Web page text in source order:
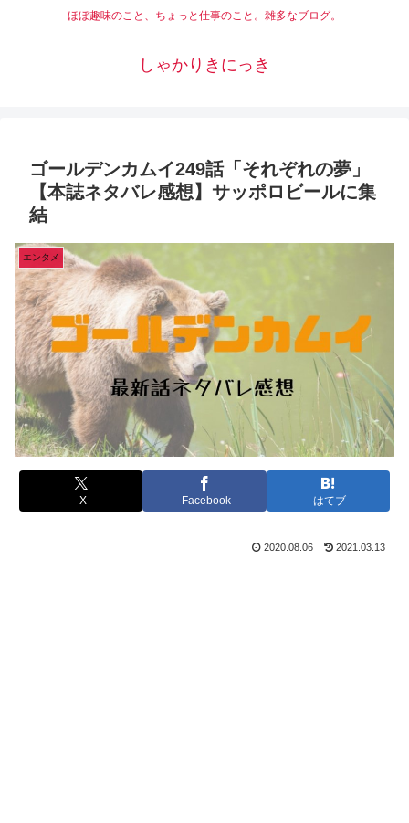
ほぼ趣味のこと、ちょっと仕事のこと。雑多なブログ。
しゃかりきにっき
ゴールデンカムイ249話「それぞれの夢」
【本誌ネタバレ感想】サッポロビールに集
結
エンタメ
X Facebook はてブ
2020.08.06 2021.03.13